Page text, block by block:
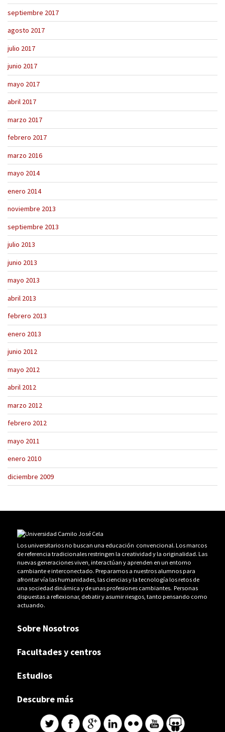
septiembre 2017
agosto 2017
julio 2017
junio 2017
mayo 2017
abril 2017
marzo 2017
febrero 2017
marzo 2016
mayo 2014
enero 2014
noviembre 2013
septiembre 2013
julio 2013
junio 2013
mayo 2013
abril 2013
febrero 2013
enero 2013
junio 2012
mayo 2012
abril 2012
marzo 2012
febrero 2012
mayo 2011
enero 2010
diciembre 2009
Los universitarios no buscan una educación convencional. Los marcos
de referencia tradicionales restringen la creatividad y la originalidad. Las
nuevas generaciones viven, interactúan y aprenden en un entorno
cambiante e interconectado. Preparamos a nuestros alumnos para
afrontar vía las humanidades, las ciencias y la tecnología los retos de
una sociedad dinámica y de unas profesiones cambiantes. Personas
dispuestas a reflexionar, debatir y asumir riesgos, tanto pensando como
actuando.
Sobre Nosotros
Facultades y centros
Estudios
Descubre más